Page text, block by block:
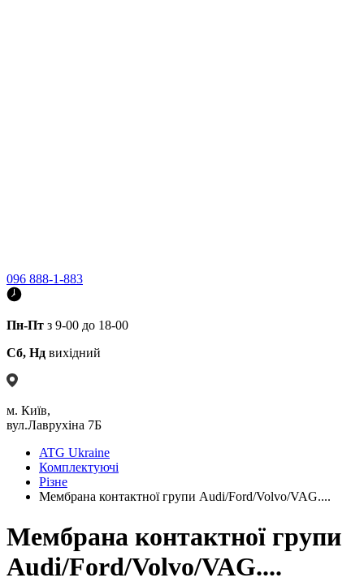
096 888-1-883
Пн-Пт з 9-00 до 18-00
Сб, Нд вихідний
м. Київ,
вул.Лаврухіна 7Б
ATG Ukraine
Комплектуючі
Різне
Мембрана контактної групи Audi/Ford/Volvo/VAG....
Мембрана контактної групи
Audi/Ford/Volvo/VAG....